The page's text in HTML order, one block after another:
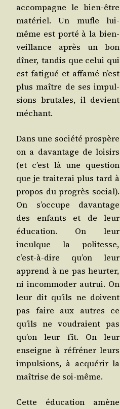
accom­pagne le bien-être
maté­riel. Un mufle lui-
même est por­té à la bien­
veillance après un bon
dîner, tan­dis que celui qui
est fati­gué et affa­mé n’est
plus maître de ses impul­
sions bru­tales, il devient
méchant.
Dans une socié­té pros­père
on a davan­tage de loi­sirs
(et c’est là une ques­tion
que je trai­te­rai plus tard à
pro­pos du pro­grès social).
On s’oc­cupe davan­tage
des enfants et de leur
édu­ca­tion. On leur
inculque la poli­tesse,
c’est-à-dire qu’on leur
apprend à ne pas heur­ter,
ni incom­mo­der autrui. On
leur dit qu’ils ne doivent
pas faire aux autres ce
qu’ils ne vou­draient pas
qu’on leur fît. On leur
enseigne à réfré­ner leurs
impul­sions, à acqué­rir la
maî­trise de soi-même.
Cette édu­ca­tion amène